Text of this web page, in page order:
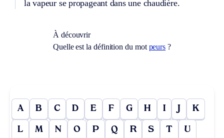
la vapeur se propageant dans une chaudière.
À découvrir
Quelle est la définition du mot peurs ?
A B C D E F G H I J K
L M N O P Q R S T U